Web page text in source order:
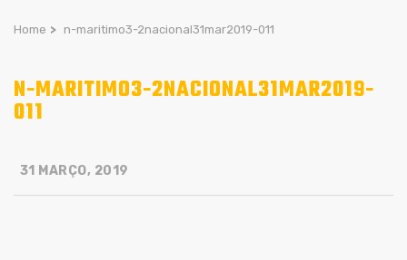
Home > n-maritimo3-2nacional31mar2019-011
N-MARITIMO3-2NACIONAL31MAR2019-
011
31 MARÇO, 2019